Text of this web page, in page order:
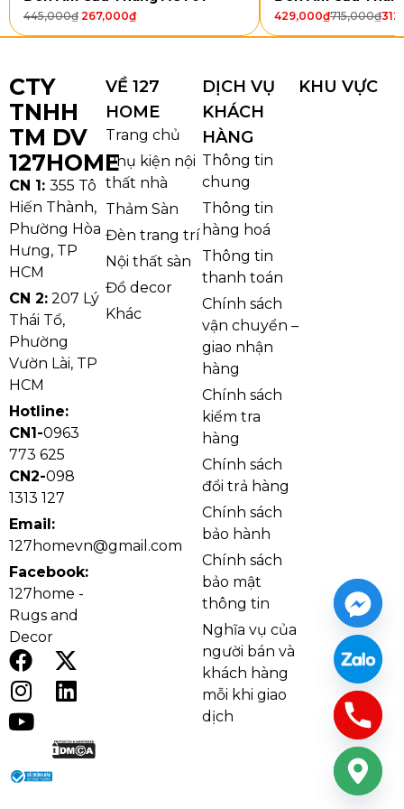
Đèn Tường VNT103
Thân đèn sử dụng
kim loại sơn tĩnh điện
giúp bề mặt bền màu, hạn chế bong tróc và gỉ sét
trong quá trình sử dụng. Phần chao là
nướcvừa che bóng đèn bên trong, vừa khuếch tán
ánh sáng, giảm chói và tăng tính thẩm mỹ. Nhờ sự kết
hợp giữa kim loại và kính, Đèn Tường VNT103 mang
lại cảm giác chắc chắn, sang trọng và bền bỉ theo thời
gian.
Đèn Tường VNT103
3. Lý do nên chọn Đèn Tường
VNT103
445,000₫ 267,000₫ 715,000₫
429,000₫
CTY
TNHH
TM DV
127HOME
CN 1: 355 Tô
Hiến Thành,
Phường Hòa
Hưng, TP
HCM
CN 2: 207 Lý
Thái Tổ,
Phường
Vườn Lài, TP
HCM
Hotline:
CN1-0963
773 625
CN2-098
1313 127
Email:
127homevn@gmail.com
Facebook:
127home -
Rugs and
Decor
VỀ 127
HOME
Trang chủ
Phụ kiện nội
thất nhà
Thảm Sàn
Đèn trang trí
Nội thất sàn
Đồ decor
Khác
DỊCH VỤ
KHÁCH
HÀNG
Thông tin
chung
Thông tin
hàng hoá
Thông tin
thanh toán
Chính sách
vận chuyển –
giao nhận
hàng
Chính sách
kiểm tra
hàng
Chính sách
đổi trả hàng
Chính sách
bảo hành
Chính sách
bảo mật
thông tin
Nghĩa vụ của
người bán và
khách hàng
mỗi khi giao
dịch
KHU VỰC